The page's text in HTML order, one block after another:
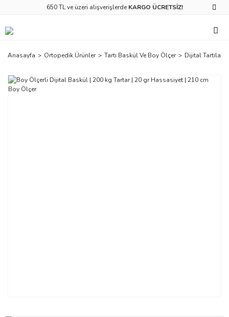
650 TL ve üzeri alışverişlerde KARGO ÜCRETSİZ!
Anasayfa Ortopedik Ürünler Tartı Baskül Ve Boy Ölçer Dijital Tartılar